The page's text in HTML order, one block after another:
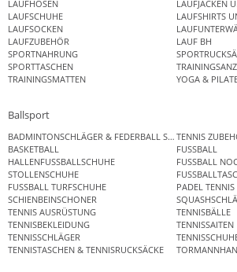
LAUFHOSEN
LAUFJACKEN
LAUFSCHUHE
LAUFSHIRTS
LAUFSOCKEN
LAUFZUBEHÖR
LAUF BH
SPORTNAHRUNG
SPORTTASCHEN
TRAININGSMATTEN
YOGA &
Ballsport
BADMINTONSCHLÄGER & FEDERBALL SETSTENNIS
BASKETBALL
FUSSBALL
HALLENFUSSBALLSCHUHE
FUSSBALL
STOLLENSCHUHE
FUSSBALL TURFSCHUHE
PADEL TENNIS
SCHIENBEINSCHONER
TENNIS AUSRÜSTUNG
TENNISBÄLLE
TENNISBEKLEIDUNG
TENNISSAITEN
TENNISSCHLÄGER
TENNISTASCHEN & TENNISRUCKSÄCKE